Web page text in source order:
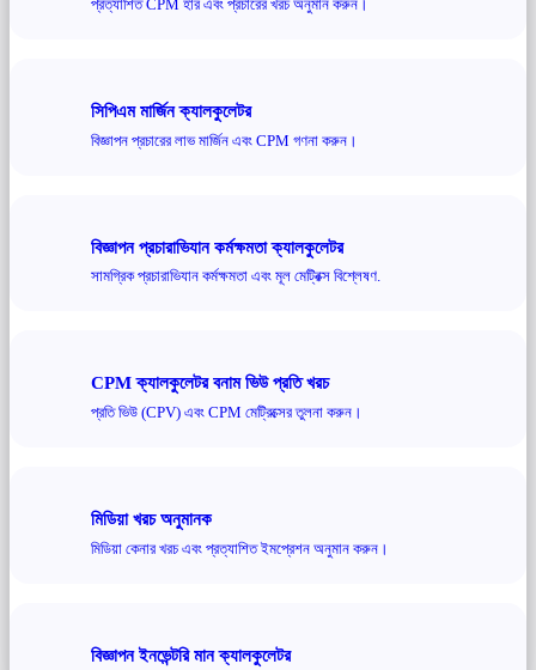
প্রত্যাশিত CPM হার এবং প্রচারের খরচ অনুমান করুন।
সিপিএম মার্জিন ক্যালকুলেটর
বিজ্ঞাপন প্রচারের লাভ মার্জিন এবং CPM গণনা করুন।
বিজ্ঞাপন প্রচারাভিযান কর্মক্ষমতা ক্যালকুলেটর
সামগ্রিক প্রচারাভিযান কর্মক্ষমতা এবং মূল মেট্রিক্স বিশ্লেষণ.
CPM ক্যালকুলেটর বনাম ভিউ প্রতি খরচ
প্রতি ভিউ (CPV) এবং CPM মেট্রিক্সের তুলনা করুন।
মিডিয়া খরচ অনুমানক
মিডিয়া কেনার খরচ এবং প্রত্যাশিত ইমপ্রেশন অনুমান করুন।
বিজ্ঞাপন ইনভেন্টরি মান ক্যালকুলেটর